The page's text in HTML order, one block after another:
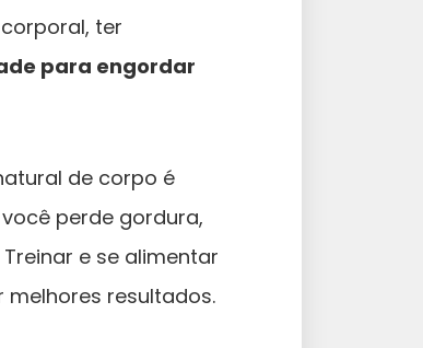
ter
para engordar
de corpo é
perde gordura,
e se alimentar
resultados.